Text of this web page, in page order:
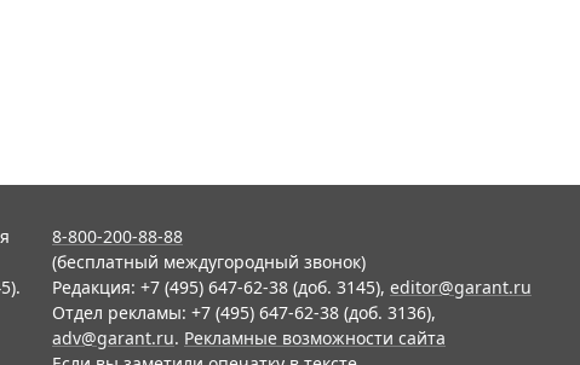
8-800-200-88-88
(бесплатный междугородный звонок)
Редакция: +7 (495) 647-62-38 (доб. 3145), editor@garant.ru
Отдел рекламы: +7 (495) 647-62-38 (доб. 3136),
adv@garant.ru. Рекламные возможности сайта